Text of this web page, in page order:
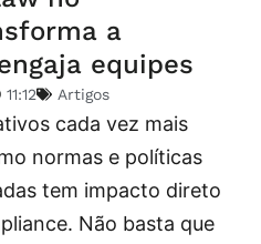
a
equipes
11:12 Artigos
cada vez mais
normas e políticas
tem impacto direto
Não basta que